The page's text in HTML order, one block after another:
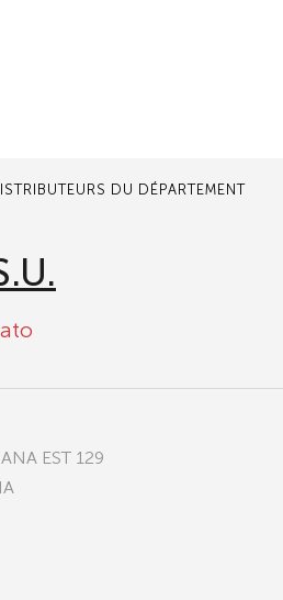
DU DÉPARTEMENT
EST 129